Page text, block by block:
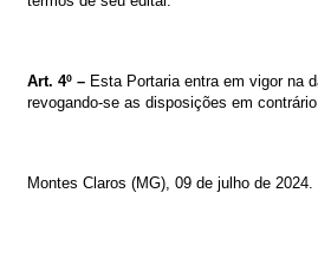
Art. 4º – Esta Portaria entra em vigor na
revogando-se as disposições em contrário.
Montes Claros (MG), 09 de julho de 2024